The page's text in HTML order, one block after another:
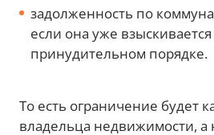
задолженность по
если она уже взыскивается
принудительном порядке.
То есть ограничение будет
владельца недвижимости, а